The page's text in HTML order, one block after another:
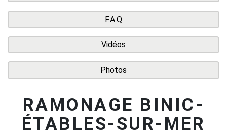
F.A.Q
Vidéos
Photos
RAMONAGE BINIC-
ÉTABLES-SUR-MER